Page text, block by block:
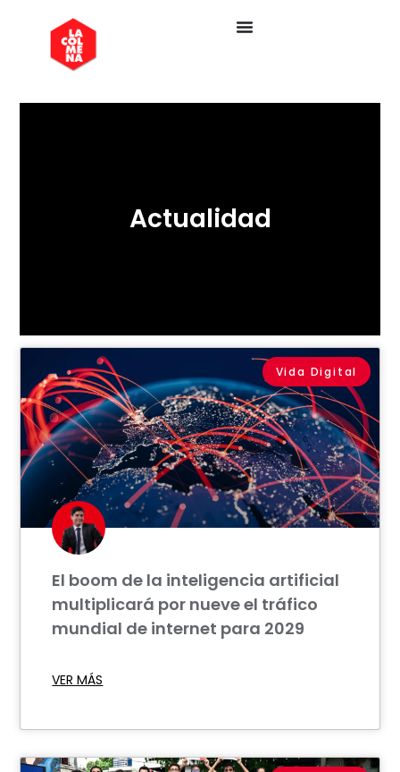
Actualidad
Vida Digital
El boom de la inteligencia artificial
multiplicará por nueve el tráfico
mundial de internet para 2029
VER MÁS